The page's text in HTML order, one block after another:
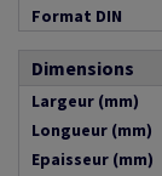
Format DIN
Dimensions
Largeur (mm)
Longueur (mm)
Epaisseur (mm)